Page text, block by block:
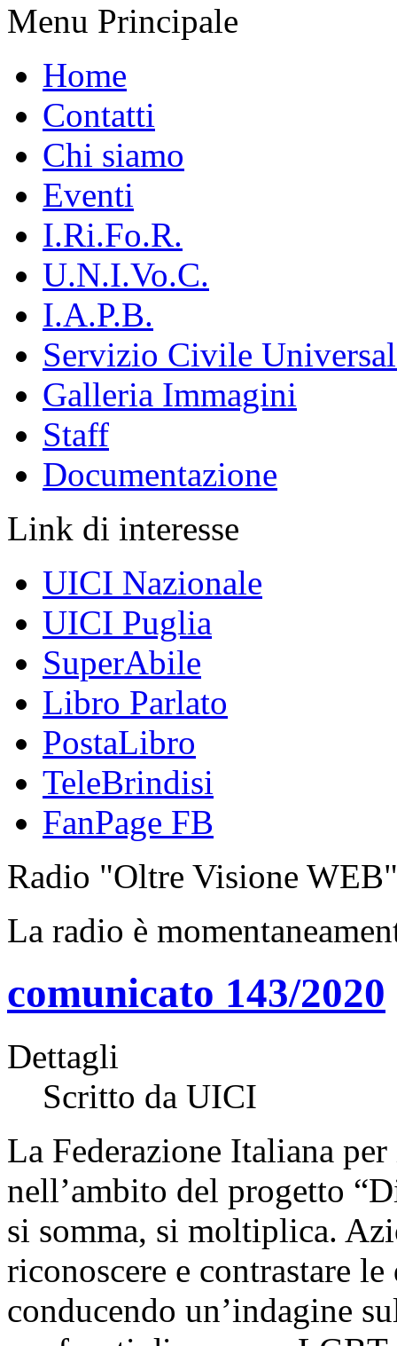
Menu Principale
Home
Contatti
Chi siamo
Eventi
I.Ri.Fo.R.
U.N.I.Vo.C.
I.A.P.B.
Servizio Civile
Galleria Immagini
Staff
Documentazione
Link di interesse
UICI Nazionale
UICI Puglia
SuperAbile
Libro Parlato
PostaLibro
TeleBrindisi
FanPage FB
Radio "Oltre Visione WEB"
La radio è
comunicato 143/2020
Dettagli
Scritto da UICI
La Federazione Italiana
nell’ambito del progetto
si somma, si moltiplica.
riconoscere e contrastare
conducendo un’indagine